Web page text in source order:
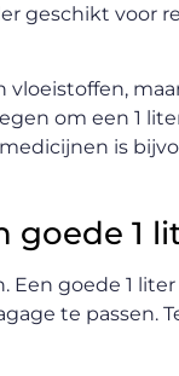
geschikt voor
om een 1
is
goede 1
goede 1
te passen.